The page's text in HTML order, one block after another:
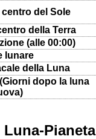
centro del Sole
della Terra
(alle 00:00)
lunare
della Luna
dopo la luna
Pianeta